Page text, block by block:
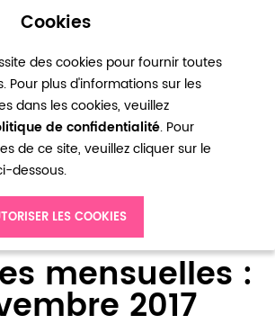
Cookies
des cookies pour fournir toutes
Pour plus d'informations sur les
dans les cookies, veuillez
de confidentialité. Pour
de ce site, veuillez cliquer sur le
dessous.
LES COOKIES
0
mensuelles : Novembre 2017
mensuelles :
2017